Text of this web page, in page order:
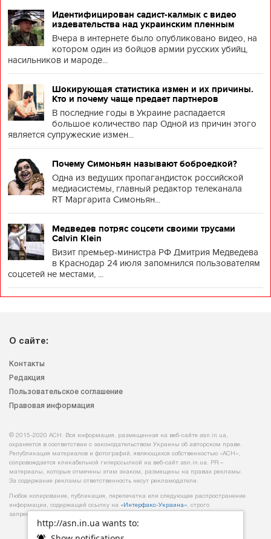
http://asn.in.ua wants to:
Идентифицирован садист-калмык с видео
издевательства над украинским пленным
Вчера в интернете было опубликовано видео, на
котором один из бойцов армии русских убийц,
насильников и мароде...
Шокирующая статистика измен и их причины.
Кто и почему чаще предает партнеров
В последние годы в Украине распадается
большое количество пар Одной из причин этого
является супружеские измен...
Почему Симоньян называют боброедкой?
Одна из ведущих пропагандисток российской
медиасистемы, главный редактор телеканала
RT Маргарита Симоньян...
Медведев потряс соцсети своими трусами
Calvin Klein
Визит премьер-министра РФ Дмитрия Медведева
в Краснодар 24 июля запомнился пользователям
соцсетей не местами, ...
О сайте:
Контакты
Редакция
Пользовательское соглашение
Правовая информация
© 2015-2020 АСН. Вся информация, размещенная на веб-сайте asn.in.ua,
охраняется в соответствии с законодательством Украины об авторском праве.
Републикация материалов и фотографий, являющихся собственностью «АСН»,
сопровождается кликабельной гиперссылкой на веб-сайт asn.іn.ua. PR –
материалы, которые отмечены этим знаком, размещены на правах рекламы.
За содержание рекламы ответственность несут рекламодатели.
Любое копирование, публикация, перепечатка или следующее распространение
информации, содержащей ссылку на «Интерфакс-Украина», строго
запрещается.